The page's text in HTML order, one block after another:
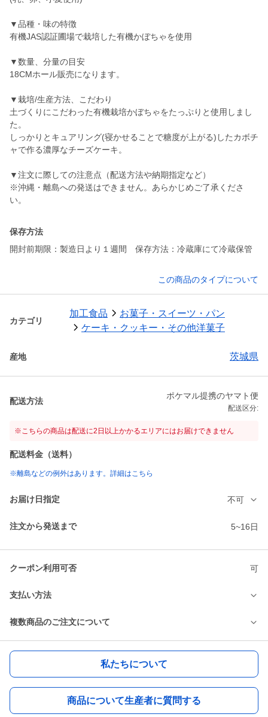
▼品種・味の特徴
有機JAS認証圃場で栽培した有機かぼちゃを使用
▼数量、分量の目安
18CMホール販売になります。
▼栽培/生産方法、こだわり
土づくりにこだわった有機栽培かぼちゃをたっぷりと使用しまし
た。
しっかりとキュアリング(寝かせることで糖度が上がる)したカボチ
ャで作る濃厚なチーズケーキ。
▼注文に際しての注意点（配送方法や納期指定など）
※沖縄・離島への発送はできません。あらかじめご了承くださ
い。
保存方法
開封前期限：製造日より１週間 保存方法：冷蔵庫にて冷蔵保管
この商品のタイプについて
カテゴリ
加工食品
お菓子・スイーツ・パン
ケーキ・クッキー・その他洋菓子
産地 茨城県
配送方法
ポケマル提携のヤマト便
配送区分:
※こちらの商品は配送に2日以上かかるエリアにはお届けできません
配送料金（送料）
※離島などの例外はあります。詳細はこちら
お届け日指定 不可
注文から発送まで 5~16日
クーポン利用可否 可
支払い方法
複数商品のご注文について
私たちについて
商品について生産者に質問する